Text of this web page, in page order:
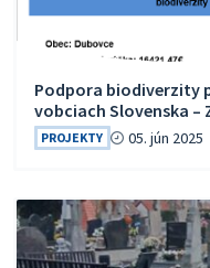
Podpora biodiverzity
vobciach Slovenska –
PROJEKTY 05. jún 2025